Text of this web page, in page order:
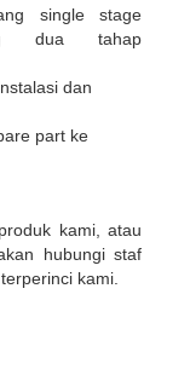
single stage
dua tahap
dan
part ke
kami, atau
hubungi staf
kami.